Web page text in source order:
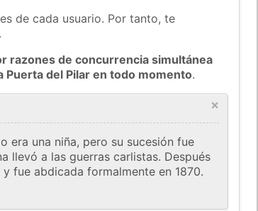
de cada usuario. Por tanto, te
razones de concurrencia simultánea
del Pilar en todo momento.
×
era una niña, pero su sucesión fue
llevó a las guerras carlistas. Después
fue abdicada formalmente en 1870.